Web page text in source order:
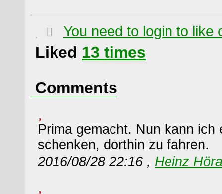
You need to login to like
Liked 13 times
Comments
Prima gemacht. Nun kann ich
schenken, dorthin zu fahren.
2016/08/28 22:16 , Heinz Höra